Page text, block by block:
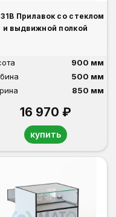
Прилавок со стеклом
и выдвижной полкой
900 мм
500 мм
850 мм
16 970 ₽
купить